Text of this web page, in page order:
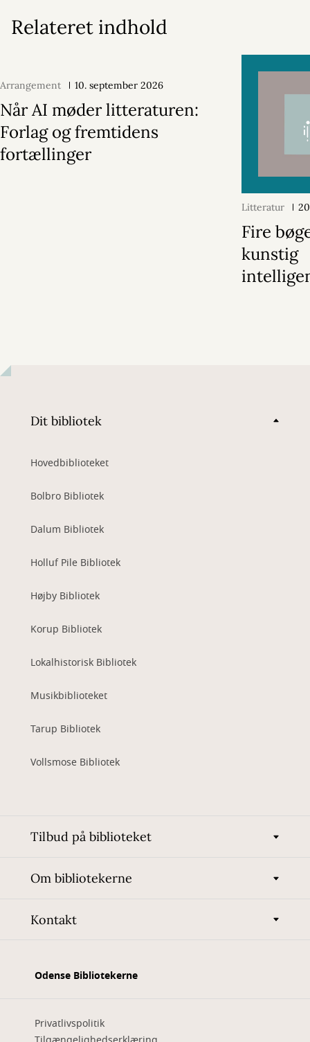
Relateret indhold
Arrangement 10. september 2026
Når AI møder litteraturen:
Forlag og fremtidens
fortællinger
Litteratur
Fire
kunstig
Dit bibliotek
Hovedbiblioteket
Bolbro Bibliotek
Dalum Bibliotek
Holluf Pile Bibliotek
Højby Bibliotek
Korup Bibliotek
Lokalhistorisk Bibliotek
Musikbiblioteket
Tarup Bibliotek
Vollsmose Bibliotek
Tilbud på biblioteket
Om bibliotekerne
Kontakt
Odense Bibliotekerne
Privatlivspolitik